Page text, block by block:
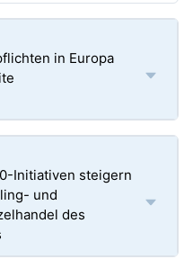
in Europa
Initiativen steigern
und
des